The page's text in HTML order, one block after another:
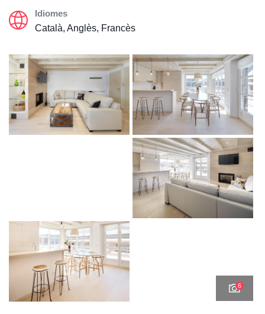
Idiomes
Català, Anglès, Francès
6